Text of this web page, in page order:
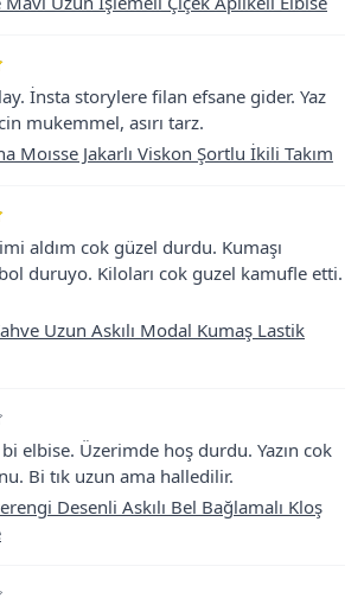
İnsta storylere filan efsane gider. Yaz
mukemmel, asırı tarz.
Moısse Jakarlı Viskon Şortlu İkili Takım
aldım cok güzel durdu. Kumaşı
duruyo. Kiloları cok guzel kamufle etti.
Uzun Askılı Modal Kumaş Lastik
elbise. Üzerimde hoş durdu. Yazın cok
Bi tık uzun ama halledilir.
Desenli Askılı Bel Bağlamalı Kloş